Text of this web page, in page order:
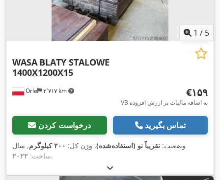
1 / 5
Orle ۳٬۷۱۷ km
WASA BLATY STALOWE
1400X1200X15
‎€۱۵۹
VB به اضافه مالیات بر ارزش افزوده
درخواست کردن تماس بگیرید
وضعیت: تقریباً نو (استفاده‌شده), وزن کل: ۲۰۰ کیلوگرم
, سال
ساخت: ۲۰۲۲ ,